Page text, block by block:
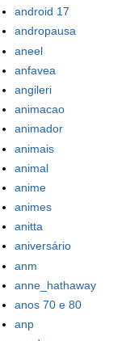
android 17
andropausa
aneel
anfavea
angileri
animacao
animador
animais
animal
anime
animes
anitta
aniversário
anm
anne_hathaway
anos 70 e 80
anp